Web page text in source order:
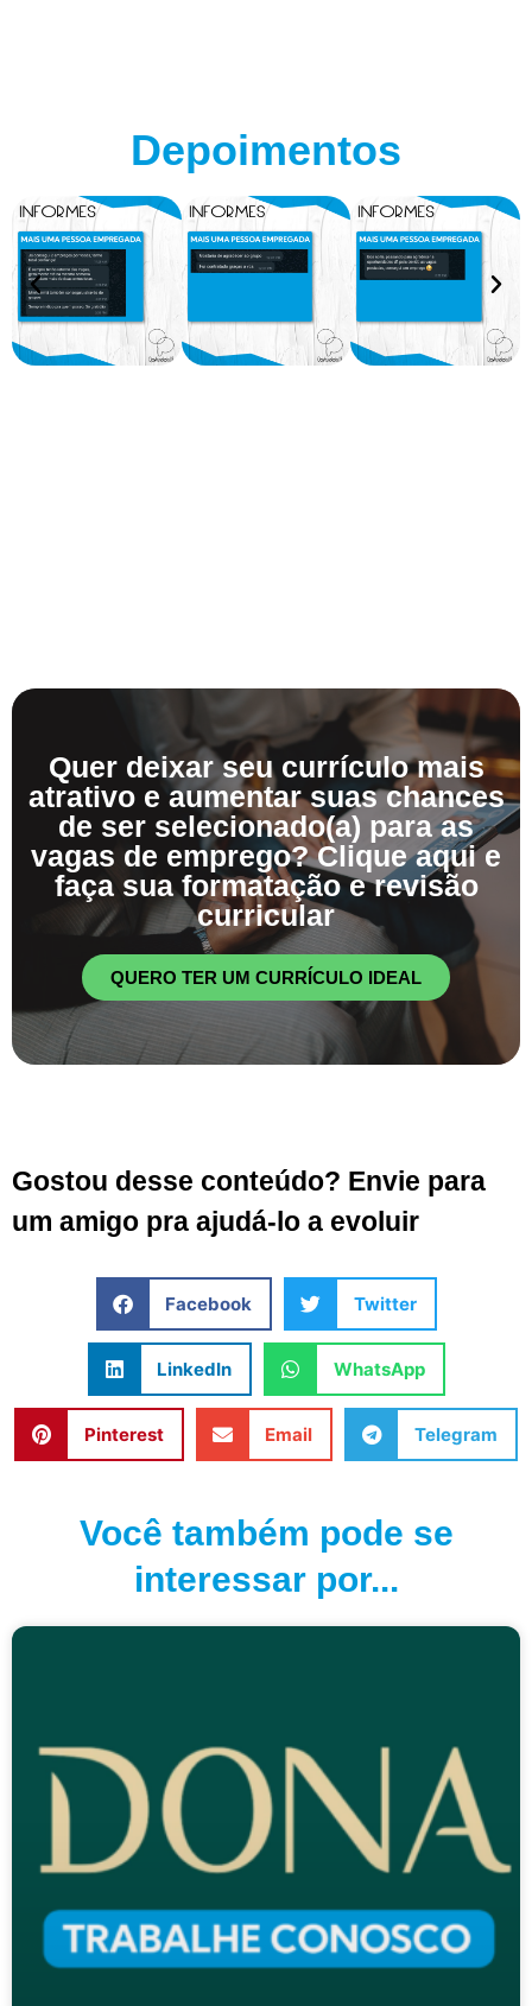
Depoimentos
Quer deixar seu currículo mais
atrativo e aumentar suas chances
de ser selecionado(a) para as
vagas de emprego? Clique aqui e
faça sua formatação e revisão
curricular
QUERO TER UM CURRÍCULO IDEAL
Gostou desse conteúdo? Envie para
um amigo pra ajudá-lo a evoluir
Facebook Twitter
LinkedIn WhatsApp
Pinterest Email Telegram
Você também pode se
interessar por...